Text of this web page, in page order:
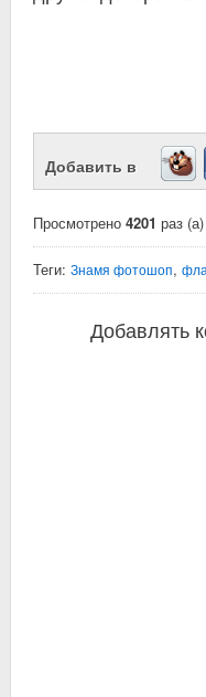
Добавить в
Просмотрено 4201 раз
Теги: Знамя фотошоп,
Добавлять